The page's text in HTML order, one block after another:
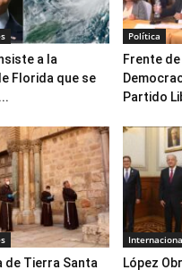
a la
Florida que se
Política
Frente
Partido
de Tierra Santa
López